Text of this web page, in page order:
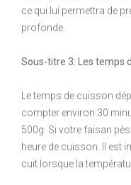
ce qui lui permettra de
profonde.
Sous-titre 3: Les temps
Le temps de cuisson
compter environ 30
500g. Si votre faisan
heure de cuisson. Il est
cuit lorsque la